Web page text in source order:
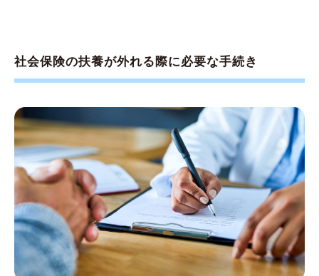
社会保険の扶養が外れる際に必要な手続き